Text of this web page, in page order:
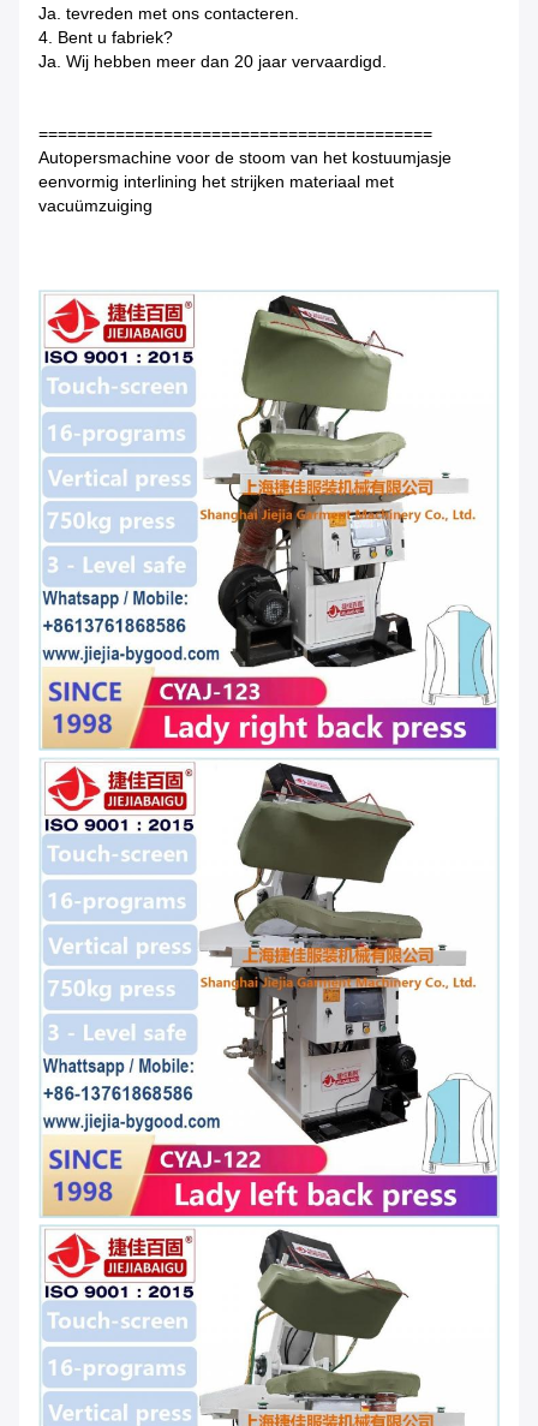
Ja. tevreden met ons contacteren.
4. Bent u fabriek?
Ja. Wij hebben meer dan 20 jaar vervaardigd.
=========================================
Autopersmachine voor de stoom van het kostuumjasje
eenvormig interlining het strijken materiaal met
vacuümzuiging